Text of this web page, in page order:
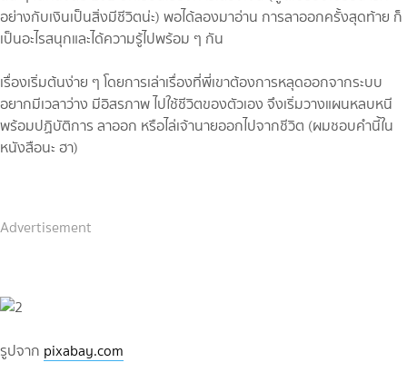
อย่างกับเงินเป็นสิ่งมีชีวิตน่ะ) พอได้ลองมาอ่าน การลาออกครั้งสุดท้าย ก็
เป็นอะไรสนุกและได้ความรู้ไปพร้อม ๆ กัน
เรื่องเริ่มต้นง่าย ๆ โดยการเล่าเรื่องที่พี่เขาต้องการหลุดออกจากระบบ
อยากมีเวลาว่าง มีอิสรภาพ ไปใช้ชีวิตของตัวเอง จึงเริ่มวางแผนหลบหนี
พร้อมปฏิบัติการ ลาออก หรือไล่เจ้านายออกไปจากชีวิต (ผมชอบคำนี้ใน
หนังสือนะ ฮา)
Advertisement
รูปจาก pixabay.com